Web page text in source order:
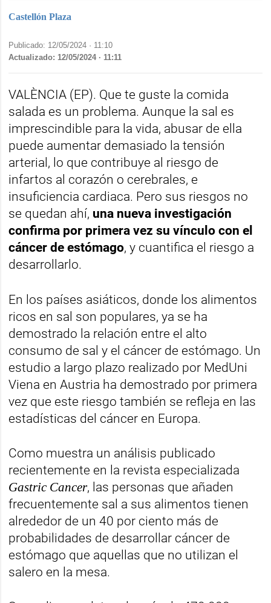
Castellón Plaza
Publicado: 12/05/2024 · 11:10
Actualizado: 12/05/2024 · 11:11
VALÈNCIA (EP). Que te guste la comida
salada es un problema. Aunque la sal es
imprescindible para la vida, abusar de ella
puede aumentar demasiado la tensión
arterial, lo que contribuye al riesgo de
infartos al corazón o cerebrales, e
insuficiencia cardiaca. Pero sus riesgos no
se quedan ahí, una nueva investigación
confirma por primera vez su vínculo con el
cáncer de estómago, y cuantifica el riesgo a
desarrollarlo.
En los países asiáticos, donde los alimentos
ricos en sal son populares, ya se ha
demostrado la relación entre el alto
consumo de sal y el cáncer de estómago. Un
estudio a largo plazo realizado por MedUni
Viena en Austria ha demostrado por primera
vez que este riesgo también se refleja en las
estadísticas del cáncer en Europa.
Como muestra un análisis publicado
recientemente en la revista especializada
Gastric Cancer, las personas que añaden
frecuentemente sal a sus alimentos tienen
alrededor de un 40 por ciento más de
probabilidades de desarrollar cáncer de
estómago que aquellas que no utilizan el
salero en la mesa.